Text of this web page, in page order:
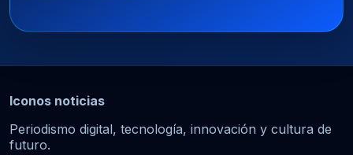
Iconos noticias
Periodismo digital, tecnología, innovación y cultura de
futuro.